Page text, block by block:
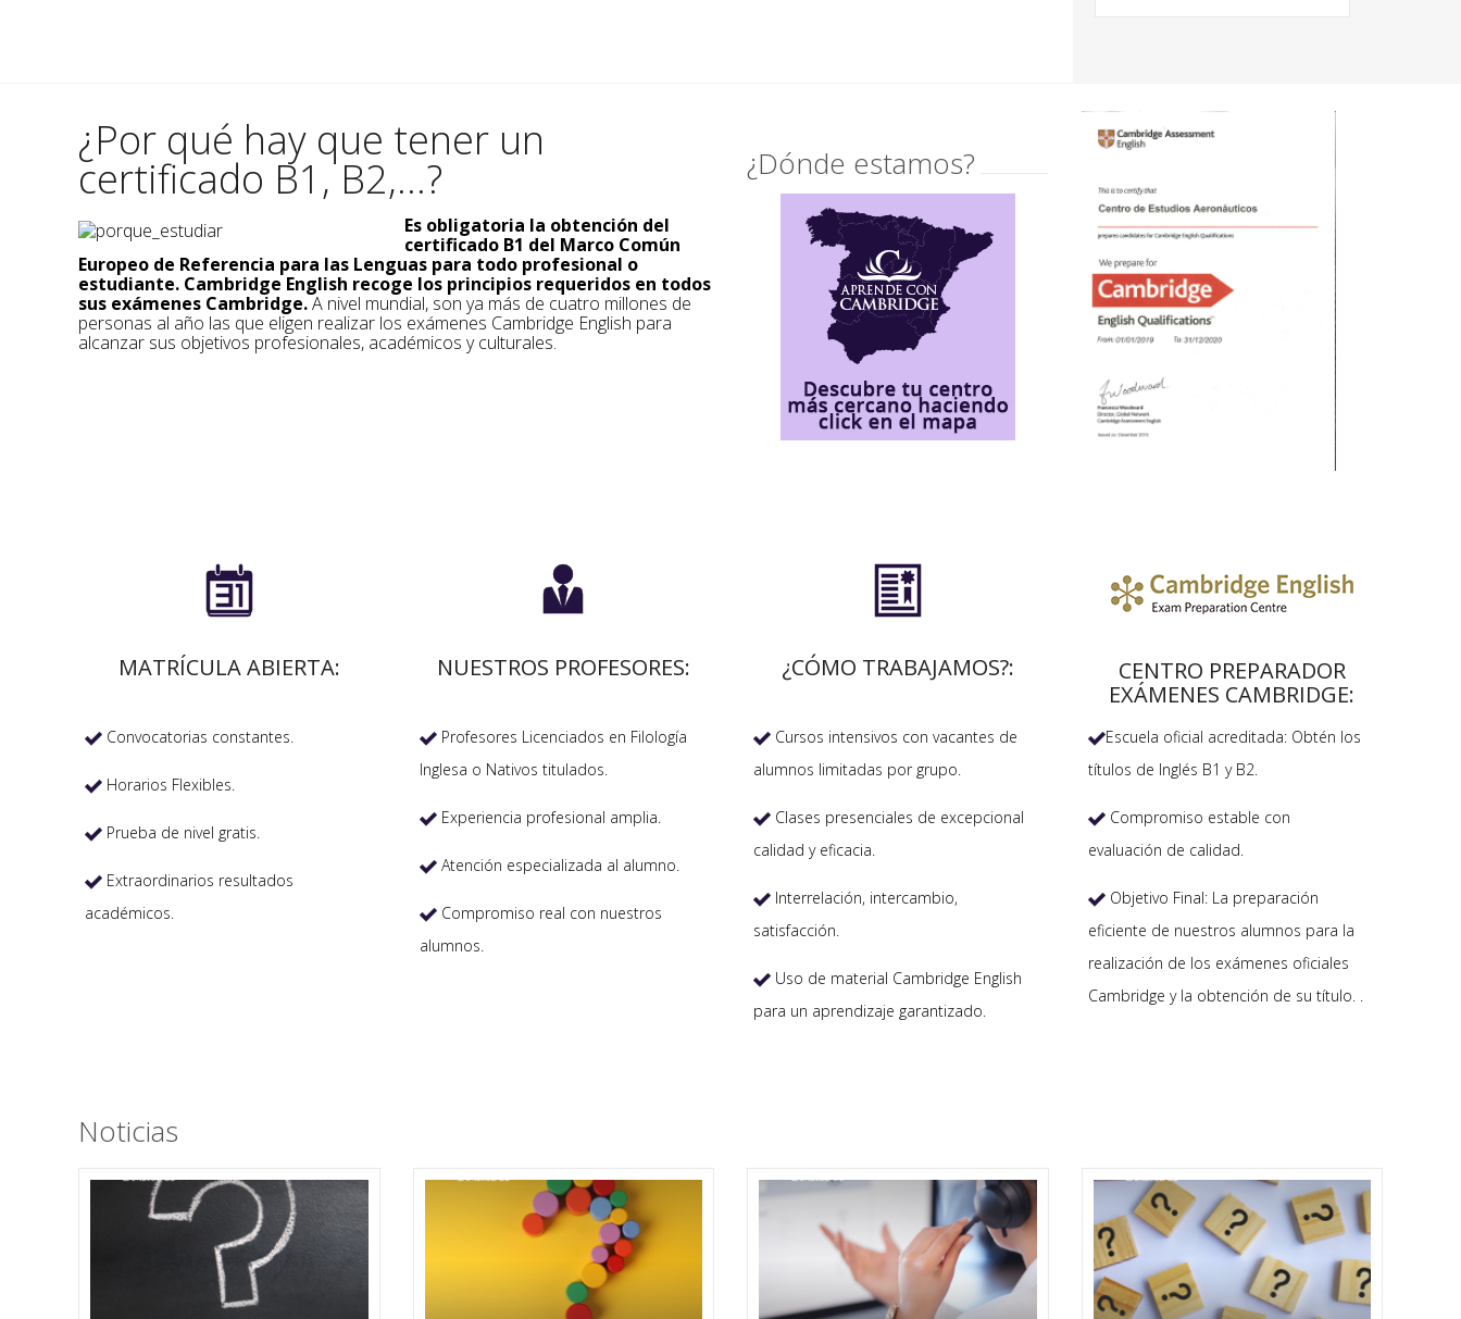
¿Por qué hay que tener un
certificado B1, B2,...?
Es obligatoria la obtención del
certificado B1 del Marco Común
Europeo de Referencia para las Lenguas para todo profesional o
estudiante. Cambridge English recoge los principios requeridos en todos
sus exámenes Cambridge.A nivel mundial, son ya más de cuatro millones de
personas al año las que eligen realizar los exámenes Cambridge English para
alcanzar sus objetivos profesionales, académicos y culturales.
¿Dónde estamos?

MATRÍCULA ABIERTA:
 Convocatorias constantes.
 Horarios Flexibles.
 Prueba de nivel gratis.
 Extraordinarios resultados
académicos.

NUESTROS PROFESORES:
Profesores Licenciados en Filología
Inglesa o Nativos titulados.
Experiencia profesional amplia.
Atención especializada al alumno.
Compromiso real con nuestros
alumnos.

¿CÓMO TRABAJAMOS?:
 Cursos intensivos con vacantes de
alumnos limitadas por grupo.
 Clases presenciales de excepcional
calidad y eficacia.
 Interrelación, intercambio,
satisfacción.
 Uso de material Cambridge English
para un aprendizaje garantizado.
CENTRO PREPARADOR
EXÁMENES CAMBRIDGE:
Escuela oficial acreditada: Obtén los
títulos de Inglés B1 y B2.
Compromiso estable con
evaluación de calidad.
Objetivo Final: La preparación
eficiente de nuestros alumnos para la
realización de los exámenes oficiales
Cambridge y la obtención de su título. .
Noticias